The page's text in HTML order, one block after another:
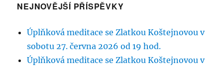
NEJNOVĚJŠÍ PŘÍSPĚVKY
Úplňková meditace se Zlatkou Koštejnovou v
sobotu 27. června 2026 od 19 hod.
Úplňková meditace se Zlatkou Koštejnovou v